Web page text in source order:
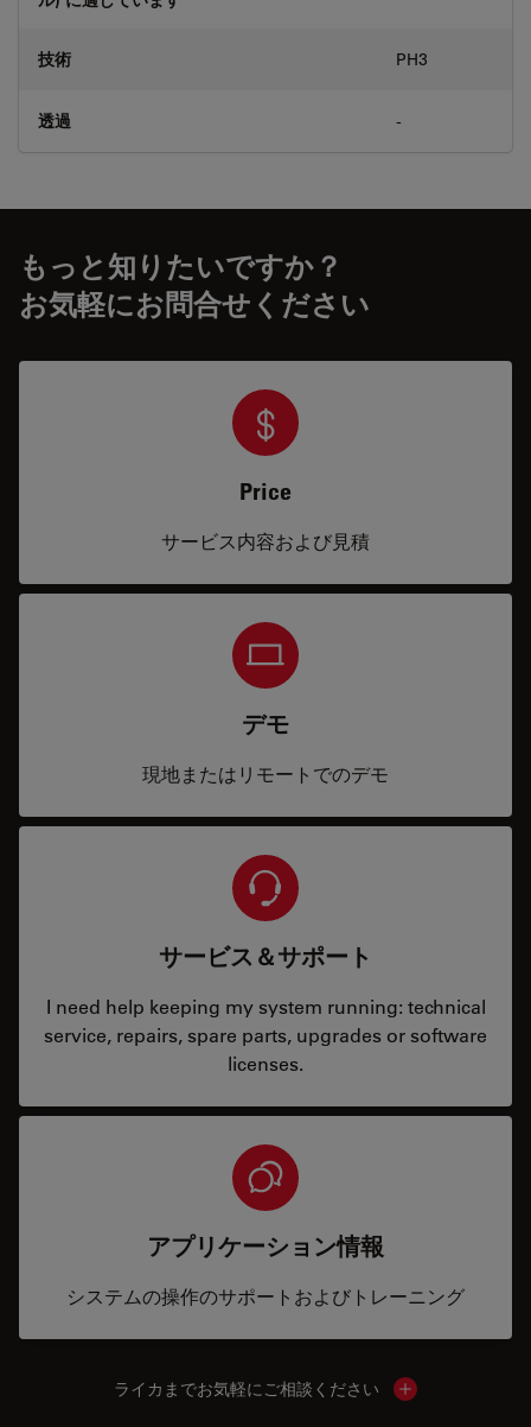
技術 PH3
透過 -
もっと知りたいですか？
お気軽にお問合せください
Price
サービス内容および見積
デモ
現地またはリモートでのデモ
サービス＆サポート
I need help keeping my system running: technical
service, repairs, spare parts, upgrades or software
licenses.
アプリケーション情報
システムの操作のサポートおよびトレーニング
ライカまでお気軽にご相談ください Show local